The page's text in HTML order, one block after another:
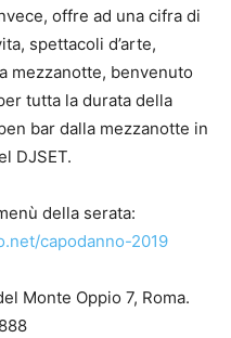
offre ad una cifra di
spettacoli d’arte,
mezzanotte, benvenuto
tutta la durata della
bar dalla mezzanotte in
DJSET.
della serata:
capodanno-2019
Monte Oppio 7, Roma.